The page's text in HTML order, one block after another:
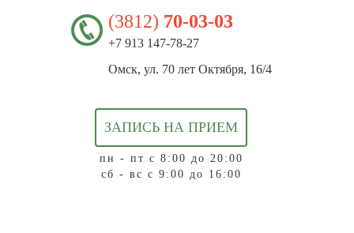
(3812) 70-03-03
+7 913 147-78-27
Омск, ул. 70 лет Октября, 16/4
ЗАПИСЬ НА ПРИЕМ
пн - пт с 8:00 до 20:00
сб - вс с 9:00 до 16:00